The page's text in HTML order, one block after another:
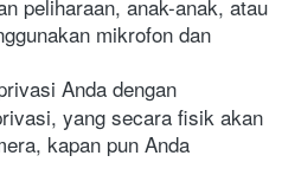
peliharaan, anak-anak, atau
mikrofon dan
Anda dengan
yang secara fisik akan
kapan pun Anda